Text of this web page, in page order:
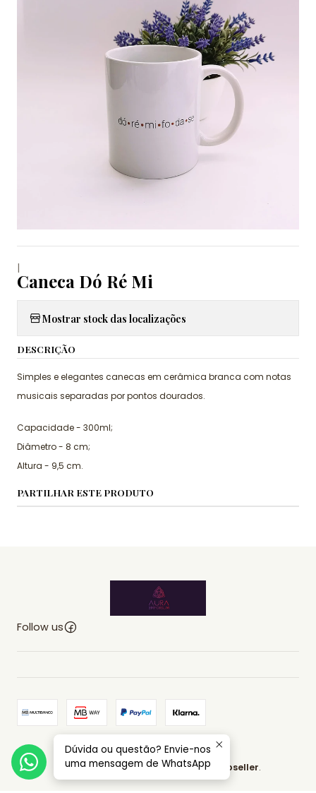
|
Caneca Dó Ré Mi
Mostrar stock das localizações
DESCRIÇÃO
Simples e elegantes canecas em cerâmica branca com notas
musicais separadas por pontos dourados.
Capacidade - 300ml;
Diâmetro - 8 cm;
Altura - 9,5 cm.
PARTILHAR ESTE PRODUTO
Follow us
2026 AURA EMPORIUM.
All Rights Reserved.Powered by Jumpseller.
Dúvida ou questão? Envie-nos
uma mensagem de WhatsApp